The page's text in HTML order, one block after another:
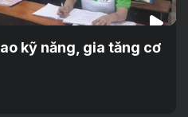
kỹ năng, gia tăng cơ